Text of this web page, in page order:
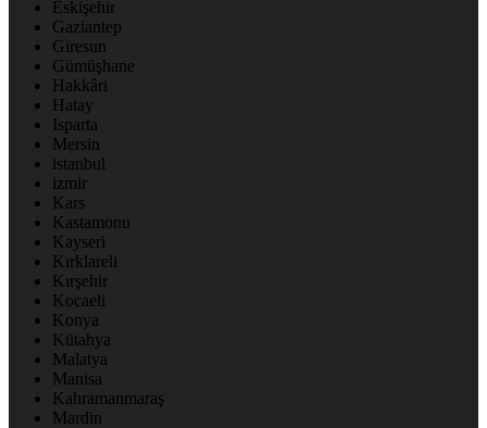
Eskişehir
Gaziantep
Giresun
Gümüşhane
Hakkâri
Hatay
Isparta
Mersin
istanbul
izmir
Kars
Kastamonu
Kayseri
Kırklareli
Kırşehir
Kocaeli
Konya
Kütahya
Malatya
Manisa
Kahramanmaraş
Mardin